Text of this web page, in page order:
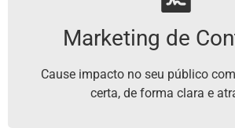
Marketing de
Cause impacto no seu público
certa, de forma clara e